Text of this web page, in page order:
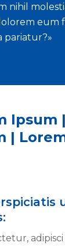
nihil
eum
pariatur?»
Ipsum
|